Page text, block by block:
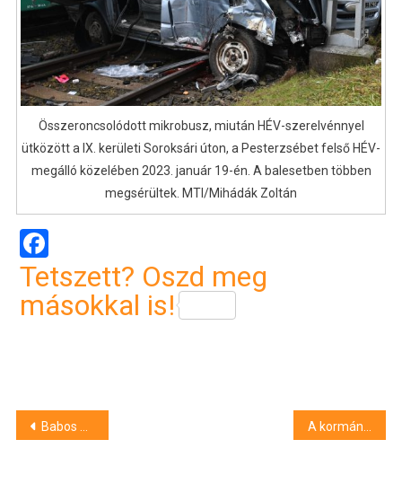
Összeroncsolódott mikrobusz, miután HÉV-szerelvénnyel
ütközött a IX. kerületi Soroksári úton, a Pesterzsébet felső HÉV-
megálló közelében 2023. január 19-én. A balesetben többen
megsérültek. MTI/Mihádák Zoltán
Tetszett? Oszd meg
másokkal is!
Bejegyzés
Babos Tímea párosban győzte le Udvardy Pannát A kormány eltörli a gabonakiviteli bejelentési kötelezettséget